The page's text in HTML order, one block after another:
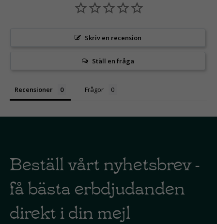
Skriv en recension
Ställ en fråga
Recensioner Frågor
Beställ vårt nyhetsbrev -
få bästa erbdjudanden
direkt i din mejl